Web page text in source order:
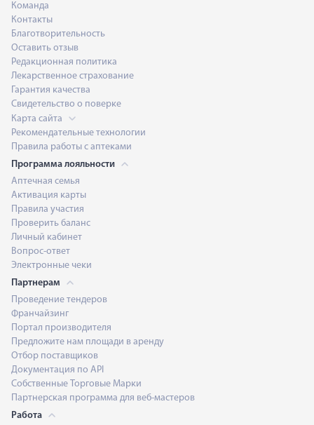
Команда
Контакты
Благотворительность
Оставить отзыв
Редакционная политика
Лекарственное страхование
Гарантия качества
Свидетельство о поверке
Карта сайта
Рекомендательные технологии
Правила работы с аптеками
Программа лояльности
Аптечная семья
Активация карты
Правила участия
Проверить баланс
Личный кабинет
Вопрос-ответ
Электронные чеки
Партнерам
Проведение тендеров
Франчайзинг
Портал производителя
Предложите нам площади в аренду
Отбор поставщиков
Документация по API
Собственные Торговые Марки
Партнерская программа для веб-мастеров
Работа